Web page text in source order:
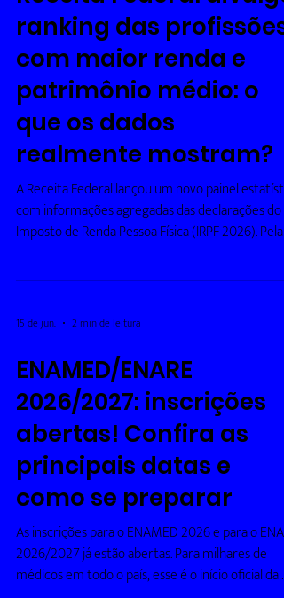
Receita Federal divulga
ranking das profissões
com maior renda e
patrimônio médio: o
que os dados
realmente mostram?
A Receita Federal lançou um novo painel
com informações agregadas das declarações do
primeira vez, é possível consultar a renda média
profissão, sempre de forma estatística e
rapidamente chamaram a atenção nas redes
sociais, principalmente porque revelam quais
ocupações concentram as maiores rendas e
patrimônios declarados no
2 min de leitura
ENAMED/ENARE
2026/2027: inscrições
abertas! Confira as
principais datas e
como se preparar
As inscrições para o ENAMED 2026 e para o
2026/2027 já estão abertas. Para milhares de